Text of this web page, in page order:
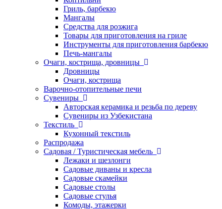
Гриль, барбекю
Мангалы
Средства для розжига
Товары для приготовления на гриле
Инструменты для приготовления барбекю
Печь-мангалы
Очаги, кострища, дровницы
Дровницы
Очаги, кострища
Варочно-отопительные печи
Сувениры
Авторская керамика и резьба по дереву
Сувениры из Узбекистана
Текстиль
Кухонный текстиль
Распродажа
Садовая / Туристическая мебель
Лежаки и шезлонги
Садовые диваны и кресла
Садовые скамейки
Садовые столы
Садовые стулья
Комоды, этажерки